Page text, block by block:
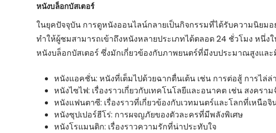
หนังบล็อกบัสเตอร์
ในยุคปัจจุบัน การดูหนังออนไลน์กลายเป็นกิจกรรมที่ได้รับความนิยม
ทำให้ผู้ชมสามารถเข้าถึงหนังหลายประเภทได้ตลอด 24 ชั่วโมง หนึ่
หนังบล็อกบัสเตอร์ ซึ่งมักเกี่ยวข้องกับภาพยนตร์ที่มีงบประมาณสูงและ
หนังแอคชั่น: หนังที่เต็มไปด้วยฉากตื่นเต้น เช่น การต่อสู้ การไล่ล่
หนังไซไฟ: เรื่องราวเกี่ยวกับเทคโนโลยีและอนาคต เช่น สงครา
หนังแฟนตาซี: เรื่องราวที่เกี่ยวข้องกับเวทมนตร์และโลกที่เหนือจิ
หนังซุปเปอร์ฮีโร่: การผจญภัยของตัวละครที่มีพลังพิเศษ
หนังโรแมนติก: เรื่องราวความรักที่น่าประทับใจ